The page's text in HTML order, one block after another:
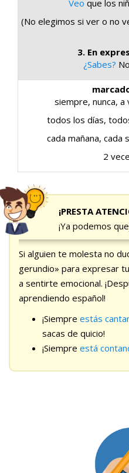
Veo que los
(No elegimos si ver o no
3. En
¿Sabes?
siempre, nunca,
todos los días,
cada mañana, cada
2
¡PRESTA
¡Ya podemos
Si alguien te molesta no
gerundio» para expresar
a sentirte emocional.
aprendiendo español!
¡Siempre estás
sacas de quicio!
¡Siempre está